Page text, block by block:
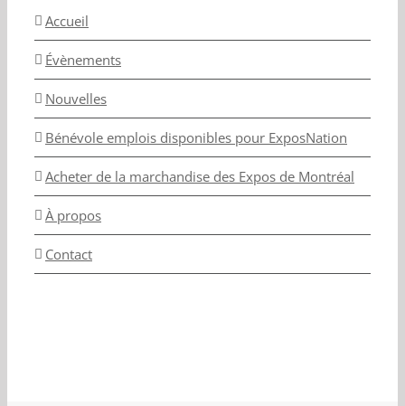
Accueil
Évènements
Nouvelles
Bénévole emplois disponibles pour ExposNation
Acheter de la marchandise des Expos de Montréal
À propos
Contact